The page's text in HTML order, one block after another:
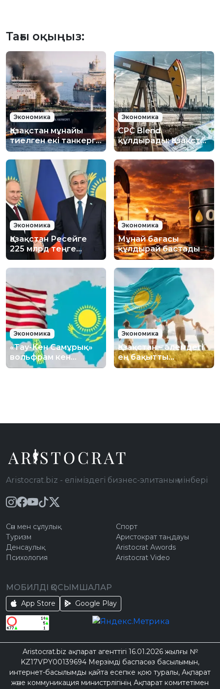
Тағы оқыңыз:
Экономика
Қазақстан мұнайы
тиелген екі танкерге
шабуыл жасалды:
Министрліктер не
дейді?
Экономика
CPC Blend
құлдырады: Қазақстан
мұнайы наурыздан
бергі ең төменгі
бағаға түсті
Экономика
Қазақстан Ресейге
225 млрд теңге
қарыз береді
Экономика
Мұнай бағасы
құлдырай бастады
Экономика
«Тау-Кен Самұрық»
вольфрам кен
орнындағы 70%
Экономика
Қазақстан – әлемдегі
ең бақытты
елдердің тізімінде
Aristocrat.biz - еліміздегі бизнес-элитаның мінбері
Сән мен сұлулық
Туризм
Денсаулық
Психология
Спорт
Аристократ таңдауы
Aristocrat Awords
Aristocrat Video
МОБИЛДІ ҚОСЫМШАЛАР
App Store Google Play
Aristocrat.biz ақпарат агенттігі 16.01.2026 жылғы №
KZ17VPY00139694 Мерзімді баспасөз басылымын,
интернет-басылымды қайта есепке қою туралы, Ақпарат
және коммуникация министрлігінің Ақпарат комитетімен